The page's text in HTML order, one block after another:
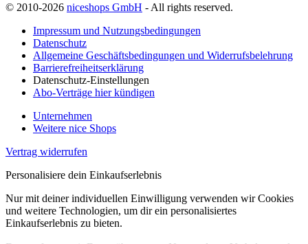
© 2010-2026 niceshops GmbH - All rights reserved.
Impressum und Nutzungsbedingungen
Datenschutz
Allgemeine Geschäftsbedingungen und Widerrufsbelehrung
Barrierefreiheitserklärung
Datenschutz-Einstellungen
Abo-Verträge hier kündigen
Unternehmen
Weitere nice Shops
Vertrag widerrufen
Personalisiere dein Einkaufserlebnis
Nur mit deiner individuellen Einwilligung verwenden wir Cookies
und weitere Technologien, um dir ein personalisiertes
Einkaufserlebnis zu bieten.